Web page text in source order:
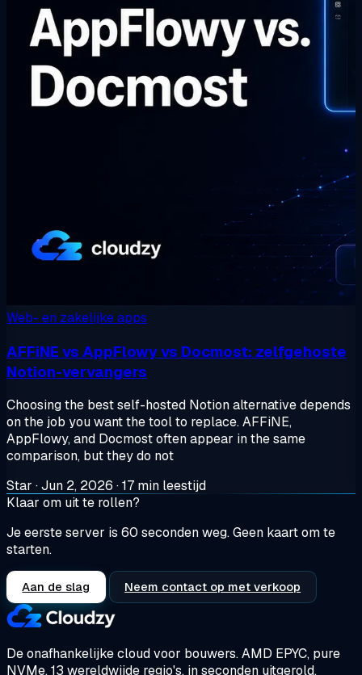
Web- en zakelijke apps
AFFiNE vs AppFlowy vs Docmost: zelfgehoste
Notion-vervangers
Choosing the best self-hosted Notion alternative depends
on the job you want the tool to replace. AFFiNE,
AppFlowy, and Docmost often appear in the same
comparison, but they do not
Star ·Jun 2, 2026 ·17 min leestijd
Klaar om uit te rollen?
Je eerste server is 60 seconden weg. Geen kaart om te
starten.
Aan de slag Neem contact op met verkoop
De onafhankelijke cloud voor bouwers.AMD EPYC, pure
NVMe, 13 wereldwijde regio's, in seconden uitgerold.